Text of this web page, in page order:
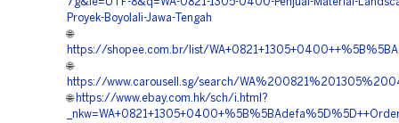
7g&ie=UTF-8&q=WA-0821-1305-0400-Penjual-Material-
Proyek-Boyolali-Jawa-Tengah
🌐
https://shopee.com.br/list/
🌐
https://www.carousell.sg/search/
🌐 https://www.ebay.com.hk/sch/i.html?